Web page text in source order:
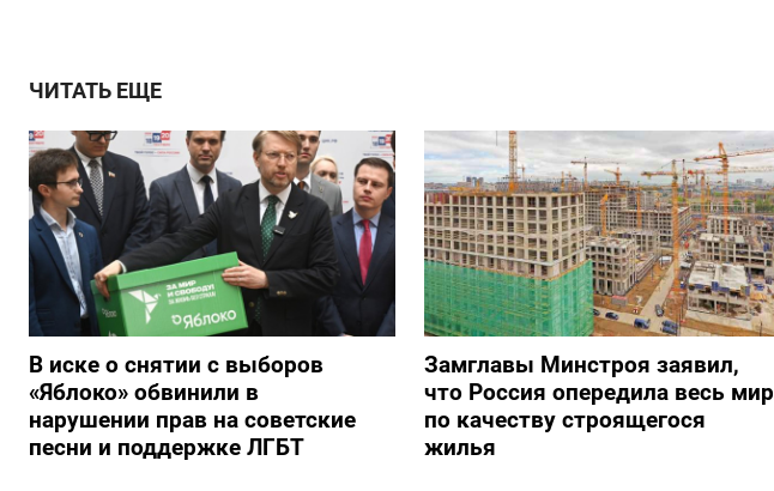
ЧИТАТЬ ЕЩЕ
В иске о снятии с выборов
«Яблоко» обвинили в
нарушении прав на советские
песни и поддержке ЛГБТ
Замглавы Минстроя заявил,
что Россия опередила весь мир
по качеству строящегося
жилья